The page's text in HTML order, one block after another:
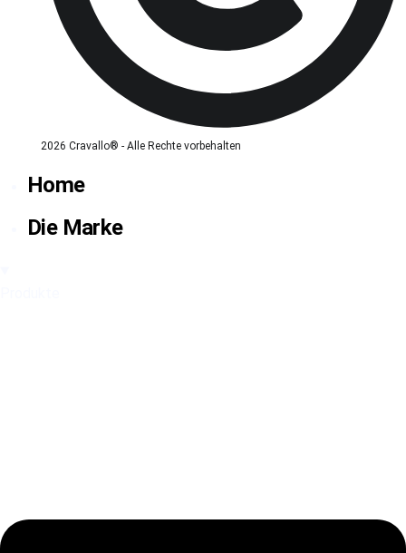
2026 Cravallo® - Alle Rechte vorbehalten
Home
Die Marke